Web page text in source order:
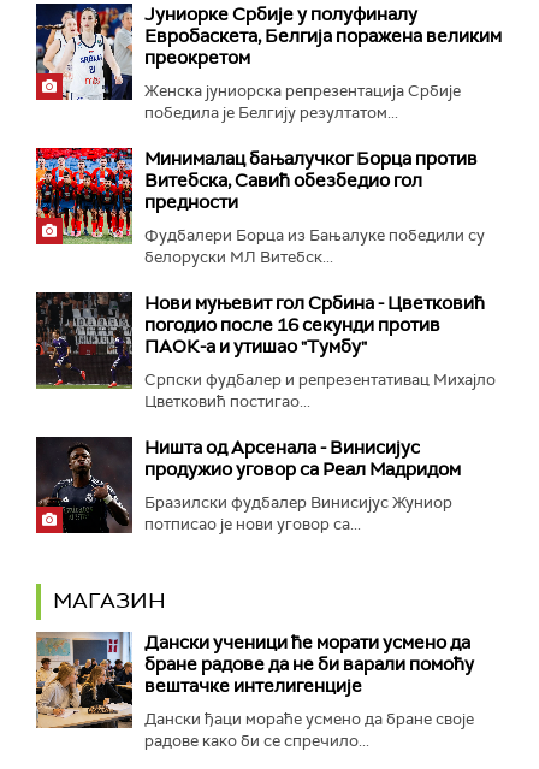
Јуниорке Србије у полуфиналу
Евробаскета, Белгија поражена великим
преокретом
Женска јуниорска репрезентација Србије
победила је Белгију резултатом...
Минималац бањалучког Борца против
Витебска, Савић обезбедио гол
предности
Фудбалери Борца из Бањалуке победили су
белоруски МЛ Витебск...
Нови муњевит гол Србина - Цветковић
погодио после 16 секунди против
ПАОК-а и утишао "Тумбу"
Српски фудбалер и репрезентативац Михајло
Цветковић постигао...
Ништа од Арсенала - Винисијус
продужио уговор са Реал Мадридом
Бразилски фудбалер Винисијус Жуниор
потписао је нови уговор са...
МАГАЗИН
Дански ученици ће морати усмено да
бране радове да не би варали помоћу
вештачке интелигенције
Дански ђаци мораће усмено да бране своје
радове како би се спречило...